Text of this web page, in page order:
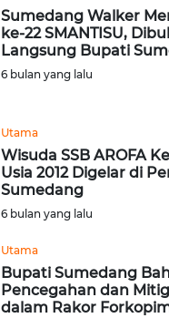
Sumedang Walker
ke-22 SMANTISU,
Langsung Bupati
6 bulan yang lalu
Utama
Wisuda SSB AROFA
Usia 2012 Digelar di
Sumedang
6 bulan yang lalu
Utama
Bupati Sumedang
Pencegahan dan
dalam Rakor